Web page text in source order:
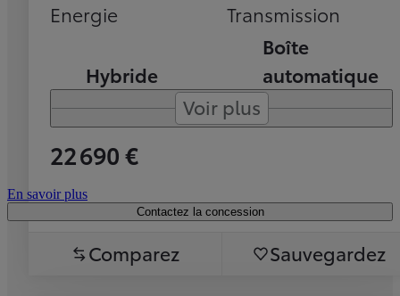
Energie
Hybride
Transmission
Boîte
automatique
Voir plus
22 690 €
En savoir plus
Contactez la concession
Comparez Sauvegardez